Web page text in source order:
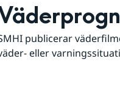
publicerar
eller